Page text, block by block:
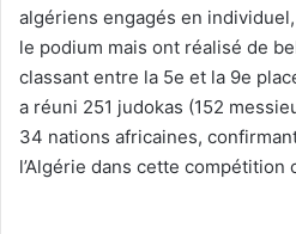
algériens engagés en
le podium mais ont réalisé de
classant entre la 5e et la 9e
a réuni 251 judokas (152
34 nations africaines,
l’Algérie dans cette compétition